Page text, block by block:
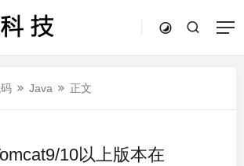
Java 正文
10以上版本在